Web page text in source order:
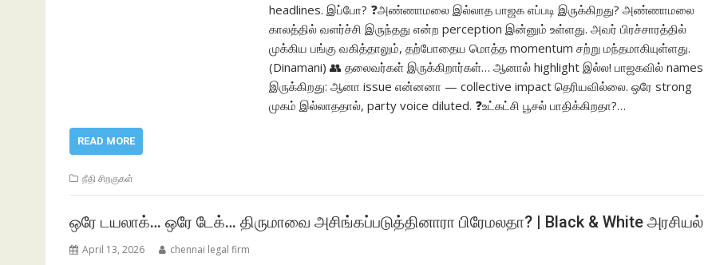
headlines. இப்போ? ❓அண்ணாமலை இல்லாத பாஜக எப்படி இருக்கிறது? அண்ணாமலை
காலத்தில் வளர்ச்சி இருந்தது என்ற perception இன்னும் உள்ளது. அவர் பிரச்சாரத்தில்
முக்கிய பங்கு வகித்தாலும், தற்போதைய மொத்த momentum சற்று மந்தமாகியுள்ளது.
(Dinamani) 👥 தலைவர்கள் இருக்கிறார்கள்… ஆனால் highlight இல்ல! பாஜகவில் names
இருக்கிறது: ஆனா issue என்னனா — collective impact தெரியவில்லை. ஒரே strong
முகம் இல்லாததால், party voice diluted. ❓உட்கட்சி பூசல் பாதிக்கிறதா?…
READ MORE
நீதி சிறகுகள்
ஒரே டயலாக்… ஒரே டேக்… திருமாவை அசிங்கப்படுத்தினாரா பிரேமலதா? | Black & White அரசியல்
April 13, 2026 chennai legal firm